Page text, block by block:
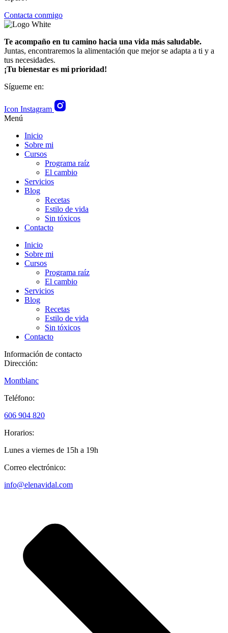
Contacta conmigo
Te acompaño en tu camino hacia una vida más saludable.
Juntas, encontraremos la alimentación que mejor se adapta a ti y a
tus necesidades.
¡Tu bienestar es mi prioridad!
Sígueme en:
Icon Instagram
Menú
Inicio
Sobre mi
Cursos
Programa raíz
El cambio
Servicios
Blog
Recetas
Estilo de vida
Sin tóxicos
Contacto
Inicio
Sobre mi
Cursos
Programa raíz
El cambio
Servicios
Blog
Recetas
Estilo de vida
Sin tóxicos
Contacto
Información de contacto
Dirección:
Montblanc
Teléfono:
606 904 820
Horarios:
Lunes a viernes de 15h a 19h
Correo electrónico:
info@elenavidal.com